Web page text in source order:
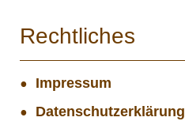
Rechtliches
Impressum
Datenschutzerklärung